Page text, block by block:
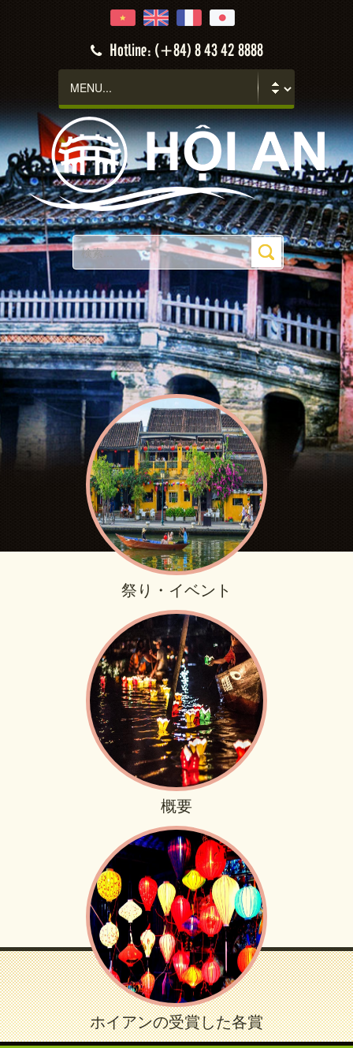
Hotline: (+84) 8 43 42 8888
祭り・イベント
概要
ホイアンの受賞した各賞